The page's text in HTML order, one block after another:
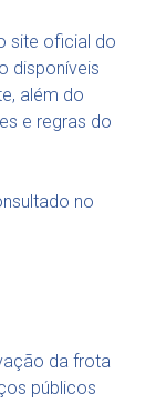
site oficial do
disponíveis
além do
e regras do
no
da frota
públicos